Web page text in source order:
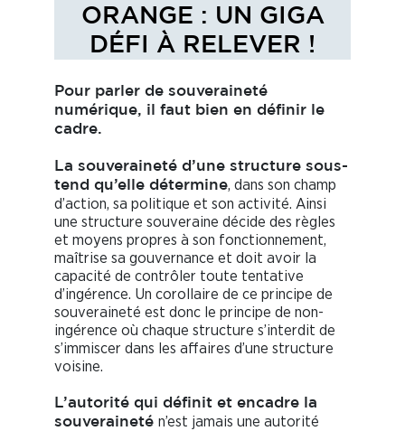
ORANGE : UN GIGA
DÉFI À RELEVER !
Pour parler de souveraineté
numérique, il faut bien en définir le
cadre.
La souveraineté d’une structure sous-
tend qu’elle détermine, dans son champ
d’action, sa politique et son activité. Ainsi
une structure souveraine décide des règles
et moyens propres à son fonctionnement,
maîtrise sa gouvernance et doit avoir la
capacité de contrôler toute tentative
d’ingérence. Un corollaire de ce principe de
souveraineté est donc le principe de non-
ingérence où chaque structure s’interdit de
s’immiscer dans les affaires d’une structure
voisine.
L’autorité qui définit et encadre la
souveraineté n’est jamais une autorité